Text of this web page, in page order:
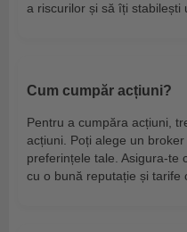
a riscurilor și să îți stabilești
Cum cumpăr acțiuni?
Pentru a cumpăra acțiuni,
acțiuni. Poți alege un
preferințele tale. Asigura-te
cu o bună reputație și tarife